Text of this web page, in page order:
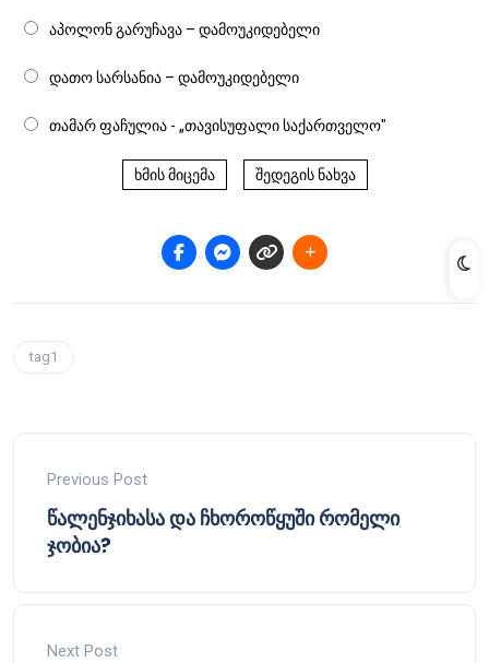
აპოლონ გარუჩავა – დამოუკიდებელი
დათო სარსანია – დამოუკიდებელი
თამარ ფაჩულია - „თავისუფალი საქართველო"
ხმის მიცემა შედეგის ნახვა
tag1
Previous Post
წალენჯიხასა და ჩხოროწყუში რომელი
ჯობია?
Next Post